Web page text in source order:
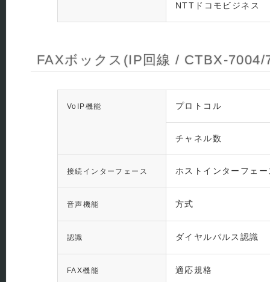
NTTドコモビジネス
FAXボックス(IP回線 / CTBX-
VoIP機能 プロトコル
チャネル数
接続インターフェース ホストインターフェー
音声機能 方式
認識 ダイヤルパルス認識
FAX機能 適応規格